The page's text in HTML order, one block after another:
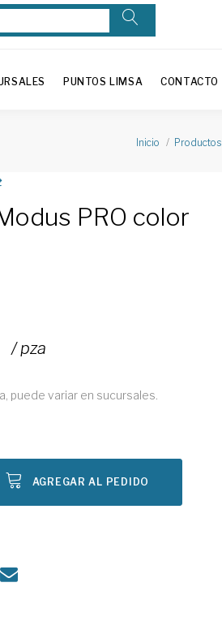
PUNTOS LIMSA CONTACTO
Inicio Productos
PRO color
/ pza
puede variar en sucursales.
AGREGAR AL PEDIDO